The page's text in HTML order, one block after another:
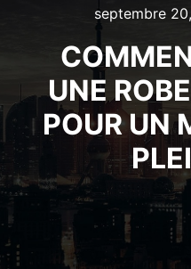
septembre
UNE
POUR UN